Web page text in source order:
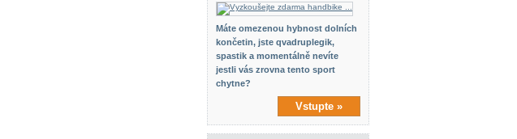
Máte omezenou hybnost dolních
končetin, jste qvadruplegik,
spastik a momentálně nevíte
jestli vás zrovna tento sport
chytne?
Vstupte »